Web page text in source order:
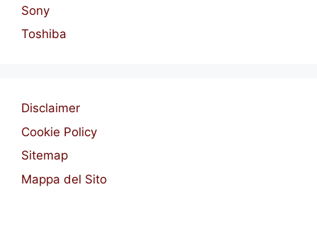
Sony
Toshiba
Disclaimer
Cookie Policy
Sitemap
Mappa del Sito